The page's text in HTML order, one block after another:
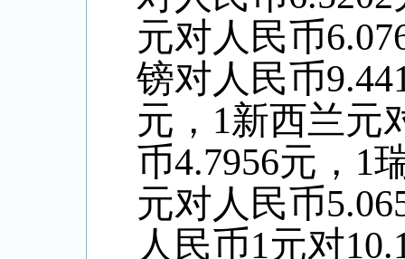
元对人民币
镑对人民币
元， 1新西兰元
币4.7956元， 1
元对人民币
人民币1元对